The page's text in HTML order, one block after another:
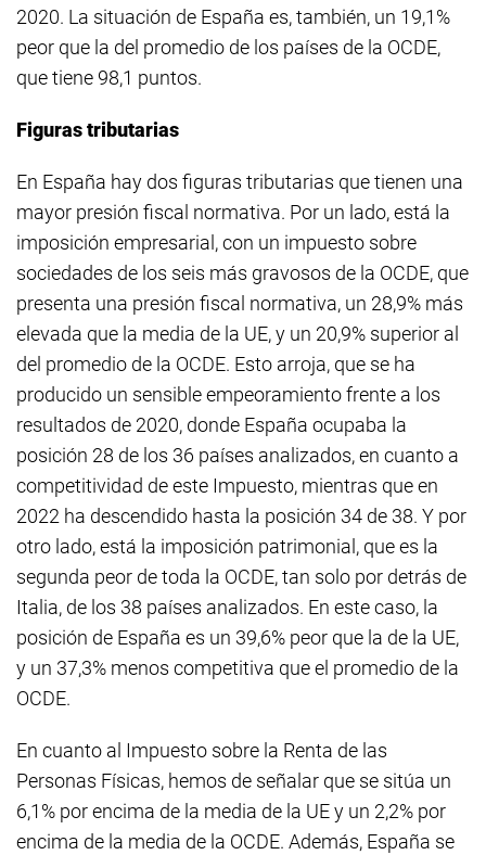
2020. La situación de España es, también, un 19,1%
peor que la del promedio de los países de la OCDE,
que tiene 98,1 puntos.
Figuras tributarias
En España hay dos figuras tributarias que tienen una
mayor presión fiscal normativa. Por un lado, está la
imposición empresarial, con un impuesto sobre
sociedades de los seis más gravosos de la OCDE, que
presenta una presión fiscal normativa, un 28,9% más
elevada que la media de la UE, y un 20,9% superior al
del promedio de la OCDE. Esto arroja, que se ha
producido un sensible empeoramiento frente a los
resultados de 2020, donde España ocupaba la
posición 28 de los 36 países analizados, en cuanto a
competitividad de este Impuesto, mientras que en
2022 ha descendido hasta la posición 34 de 38. Y por
otro lado, está la imposición patrimonial, que es la
segunda peor de toda la OCDE, tan solo por detrás de
Italia, de los 38 países analizados. En este caso, la
posición de España es un 39,6% peor que la de la UE,
y un 37,3% menos competitiva que el promedio de la
OCDE.
En cuanto al Impuesto sobre la Renta de las
Personas Físicas, hemos de señalar que se sitúa un
6,1% por encima de la media de la UE y un 2,2% por
encima de la media de la OCDE. Además, España se